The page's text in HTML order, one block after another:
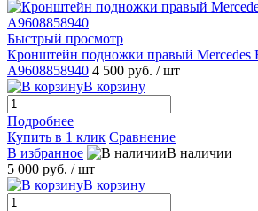
Быстрый просмотр
Кронштейн подножки правый Mercedes
A9608858940 4 500 руб. / шт
В корзину
Подробнее
Купить в 1 клик Сравнение
В избранное
В наличии
5 000 руб. / шт
В корзину